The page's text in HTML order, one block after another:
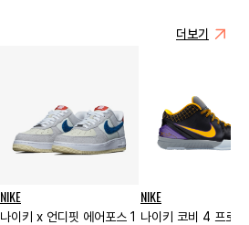
더보기
NIKE
나이키 x 언디핏 에어포스 1
NIKE
나이키 코비 4 프로